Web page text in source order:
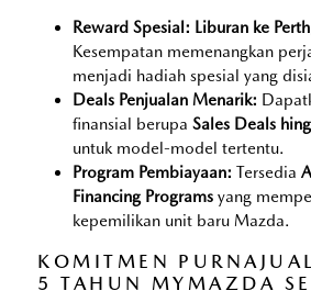
Reward Spesial: Liburan ke
Kesempatan memenangkan
menjadi hadiah spesial yang
Deals Penjualan Menarik:
finansial berupaSales Deals
untuk model-model tertentu.
Program Pembiayaan: Tersedia
Financing Programs yang
kepemilikan unit baru Mazda.
KOMITMEN
5 TAHUN MYMAZDA